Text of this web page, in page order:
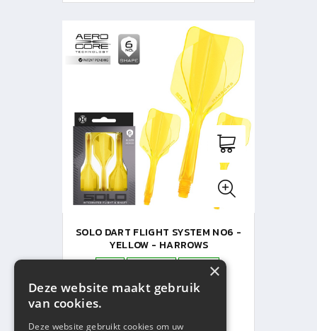
SOLO DART FLIGHT SYSTEM NO6 -
YELLOW - HARROWS
Medium
Op voorraad
×
Deze website maakt gebruik
van cookies.
Deze website gebruikt cookies om uw